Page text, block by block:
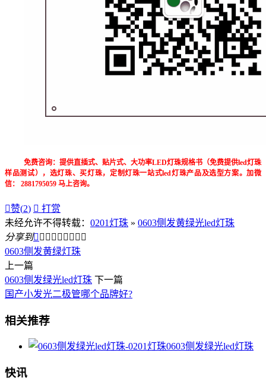
免费咨询：提供直插式、贴片式、大功率LED灯珠规格书（免费提供led灯珠
样品测试），选灯珠、买灯珠，定制灯珠一站式led灯珠产品及选型方案。加微
信： 2881795059 马上咨询。
赞(2)  打赏
未经允许不得转载： 0201灯珠 » 0603侧发黄绿光led灯珠
分享到        
0603侧发黄绿灯珠
上一篇
0603侧发绿光led灯珠 下一篇
国产小发光二极管哪个品牌好?
相关推荐
0603侧发绿光led灯珠
快讯